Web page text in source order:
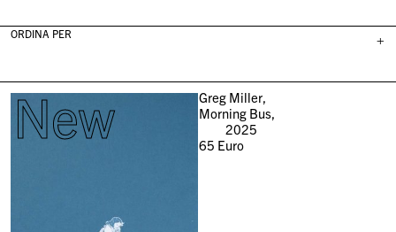
+
ORDINA PER
New
Greg Miller,
Morning Bus,
2025
65 Euro